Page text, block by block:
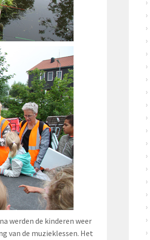
werden de kinderen weer
van de muzieklessen. Het